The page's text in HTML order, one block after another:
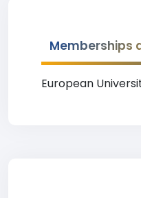
Memberships
European